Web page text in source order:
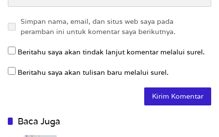
Simpan nama, email, dan situs web saya pada
peramban ini untuk komentar saya berikutnya.
Beritahu saya akan tindak lanjut komentar melalui surel.
Beritahu saya akan tulisan baru melalui surel.
Baca Juga